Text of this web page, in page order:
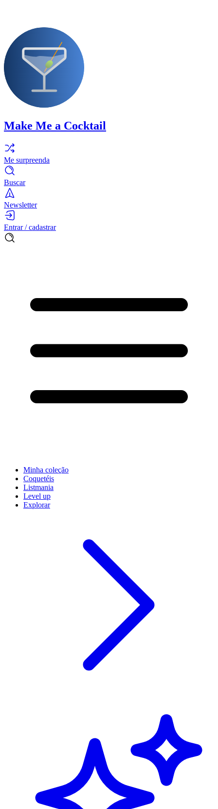
Make Me a Cocktail
Me surpreenda
Buscar
Newsletter
Entrar / cadastrar
Minha coleção
Coquetéis
Listmania
Level up
Explorar